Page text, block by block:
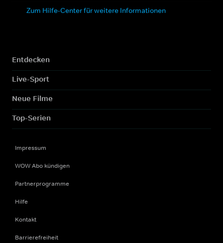
Zum Hilfe-Center für weitere Informationen
Entdecken
Live-Sport
Neue Filme
Top-Serien
Impressum
WOW Abo kündigen
Partnerprogramme
Hilfe
Kontakt
Barrierefreiheit